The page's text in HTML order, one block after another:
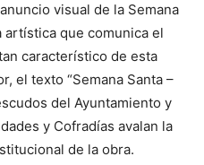
visual de la Semana
artística que comunica el
característico de esta
el texto “Semana Santa –
del Ayuntamiento y
y Cofradías avalan la
de la obra.